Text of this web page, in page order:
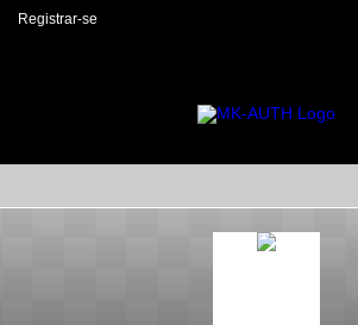
Registrar-se